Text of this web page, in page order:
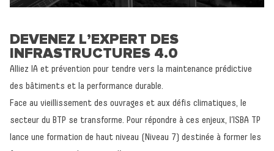
DEVENEZ L’EXPERT DES
INFRASTRUCTURES 4.0
Alliez IA et prévention pour tendre vers la maintenance prédictive
des bâtiments et la performance durable.
Face au vieillissement des ouvrages et aux défis climatiques, le
secteur du BTP se transforme. Pour répondre à ces enjeux, l’ISBA TP
lance une formation de haut niveau (Niveau 7) destinée à former les